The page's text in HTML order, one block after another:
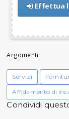
Effettua
Argomenti:
Servizi
Affidamento di
Condividi